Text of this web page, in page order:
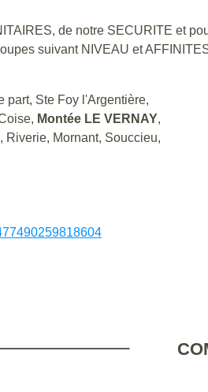
de notre SECURITE et
suivant NIVEAU et
part, Ste Foy l'Argentière,
Montée LE VERNAY,
Riverie, Mornant, Souccieu,